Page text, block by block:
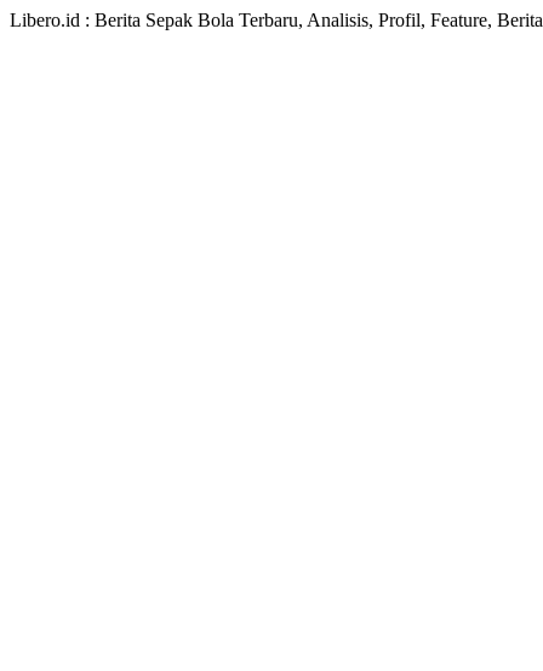
Libero.id : Berita Sepak Bola Terbaru, Analisis, Profil, Feature,